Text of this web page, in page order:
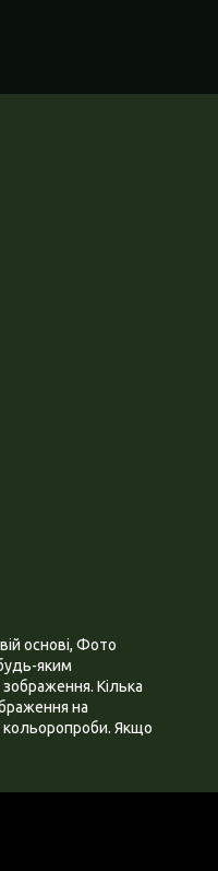
основі, Фото
яким
Кілька
на
кольоропроби. Якщо